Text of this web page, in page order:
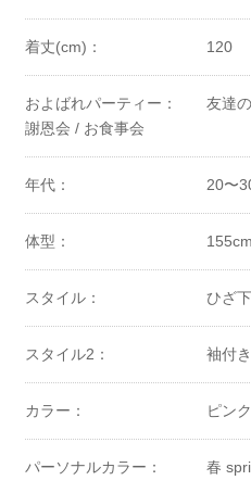
着丈(cm)： 120
およばれパーティー： 友達
謝恩会 / お食事会
年代： 20〜
体型：
スタイル： ひざ
スタイル2： 袖付き
カラー： ピン
パーソナルカラー： 春